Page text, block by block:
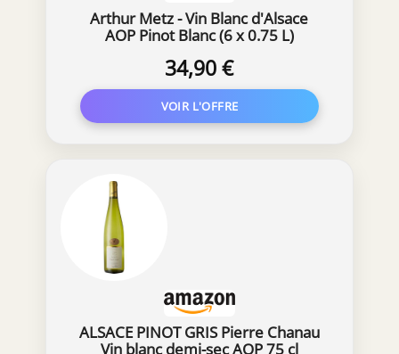
Arthur Metz - Vin Blanc d'Alsace
AOP Pinot Blanc (6 x 0.75 L)
34,90 €
ALSACE PINOT GRIS Pierre Chanau
Vin blanc demi-sec AOP 75 cl